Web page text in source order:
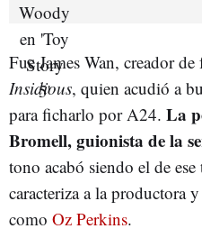
Fue James Wan, creador
Insidious, quien acudió a
para ficharlo por A24. La
Bromell, guionista de la
tono acabó siendo el de
caracteriza a la productora
como Oz Perkins.